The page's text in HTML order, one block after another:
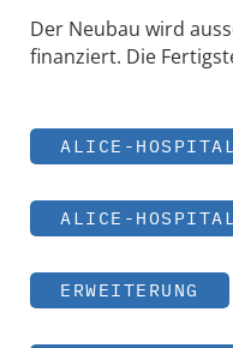
Der Neubau wird
finanziert. Die
ALICE-HOSPITAL
ALICE-
ERWEITERUNG